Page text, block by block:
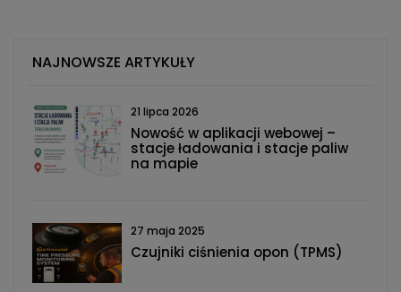
NAJNOWSZE ARTYKUŁY
21 lipca 2026
Nowość w aplikacji webowej –
stacje ładowania i stacje paliw
na mapie
27 maja 2025
Czujniki ciśnienia opon (TPMS)